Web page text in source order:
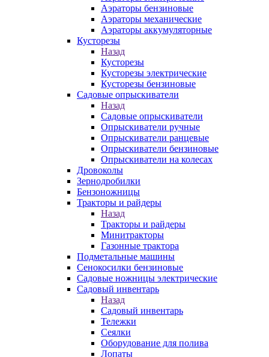
Аэраторы бензиновые
Аэраторы механические
Аэраторы аккумуляторные
Кусторезы
Назад
Кусторезы
Кусторезы электрические
Кусторезы бензиновые
Садовые опрыскиватели
Назад
Садовые опрыскиватели
Опрыскиватели ручные
Опрыскиватели ранцевые
Опрыскиватели бензиновые
Опрыскиватели на колесах
Дровоколы
Зернодробилки
Бензоножницы
Тракторы и райдеры
Назад
Тракторы и райдеры
Минитракторы
Газонные трактора
Подметальные машины
Сенокосилки бензиновые
Садовые ножницы электрические
Садовый инвентарь
Назад
Садовый инвентарь
Тележки
Сеялки
Оборудование для полива
Лопаты